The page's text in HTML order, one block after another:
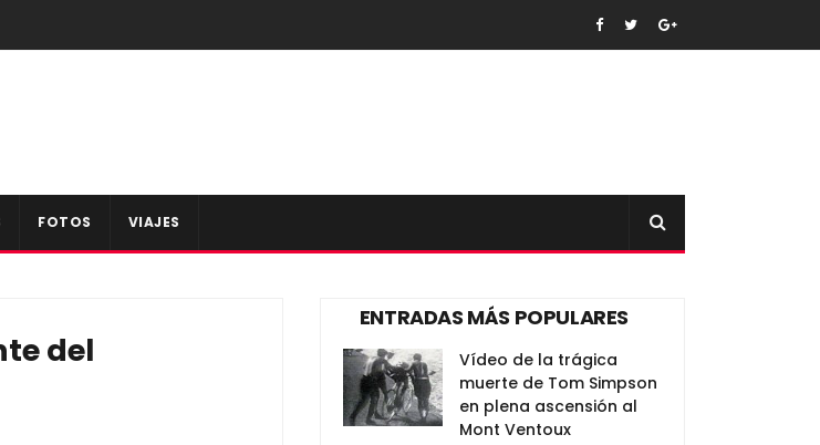
FOTOS VIAJES
del
ENTRADAS MÁS POPULARES
Vídeo de la trágica
muerte de Tom Simpson
en plena ascensión al
Mont Ventoux